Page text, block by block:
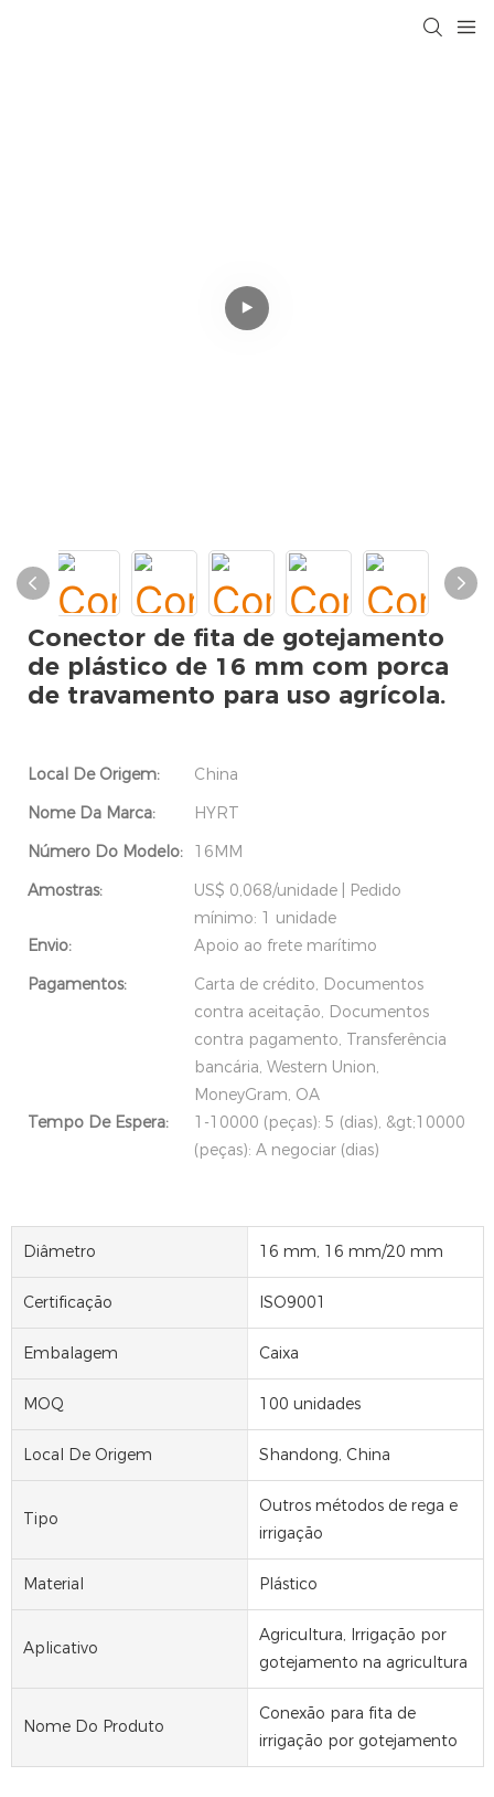
Conector de fita de gotejamento
de plástico de 16 mm com porca
de travamento para uso agrícola.
Local De Origem:
China
Nome Da Marca:
HYRT
Número Do Modelo:
16MM
Amostras:
US$ 0,068/unidade | Pedido
mínimo: 1 unidade
Envio:
Apoio ao frete marítimo
Pagamentos:
Carta de crédito, Documentos
contra aceitação, Documentos
contra pagamento, Transferência
bancária, Western Union,
MoneyGram, OA
Tempo De Espera:
1-10000 (peças): 5 (dias), &gt;10000
(peças): A negociar (dias)
Diâmetro 16 mm, 16 mm/20 mm
Certificação ISO9001
Embalagem Caixa
MOQ 100 unidades
Local De Origem Shandong, China
Tipo
Outros métodos de rega e
irrigação
Material Plástico
Aplicativo
Agricultura, Irrigação por
gotejamento na agricultura
Nome Do Produto
Conexão para fita de
irrigação por gotejamento